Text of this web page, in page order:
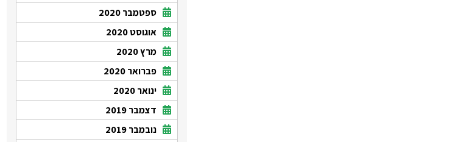
ספטמבר 2020
אוגוסט 2020
מרץ 2020
פברואר 2020
ינואר 2020
דצמבר 2019
נובמבר 2019